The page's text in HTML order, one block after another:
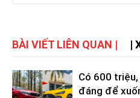
BÀI VIẾT LIÊN QUAN | |
Có 600 triệu,
đáng để